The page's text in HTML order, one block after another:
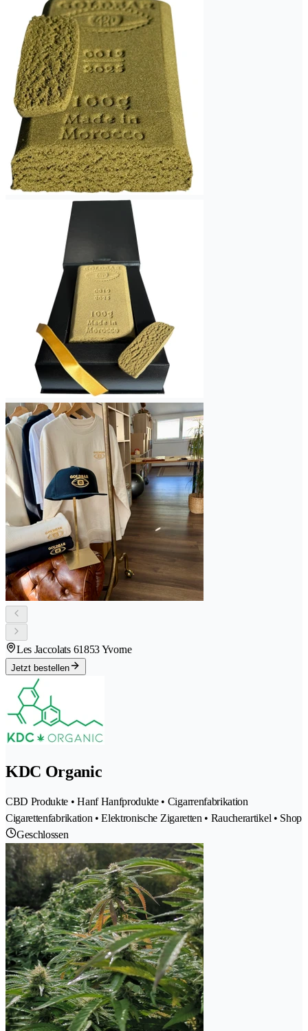
Les Jaccolats 61853 Yvorne
Jetzt bestellen
KDC Organic
CBD Produkte • Hanf Hanfprodukte • Cigarrenfabrikation
Cigarettenfabrikation • Elektronische Zigaretten • Raucherartikel • Shop
Geschlossen